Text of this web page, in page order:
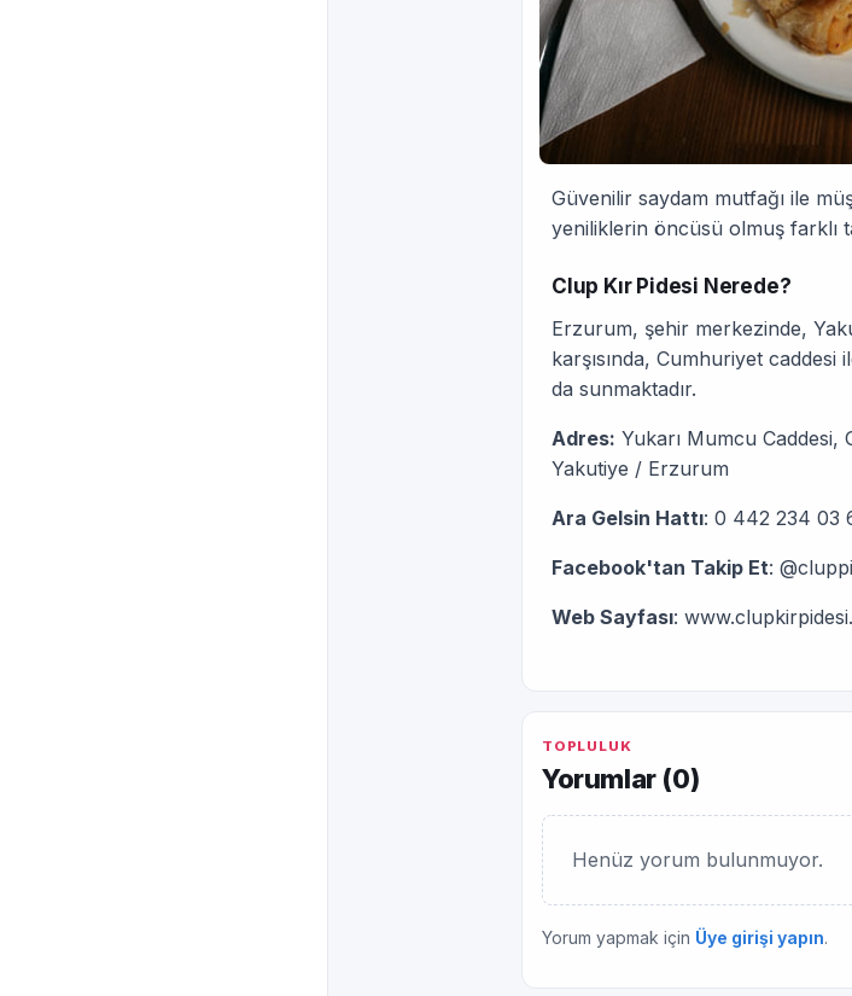
Güvenilir saydam mutfağı ile
yeniliklerin öncüsü olmuş farklı
Clup Kır Pidesi Nerede?
Erzurum, şehir merkezinde,
karşısında, Cumhuriyet caddesi
da sunmaktadır.
Adres: Yukarı Mumcu Caddesi,
Yakutiye / Erzurum
Ara Gelsin Hattı: 0 442 234 03
Facebook'tan Takip Et:
Web Sayfası:
TOPLULUK
Yorumlar (0)
Henüz yorum bulunmuyor.
Yorum yapmak için Üye girişi yapın.